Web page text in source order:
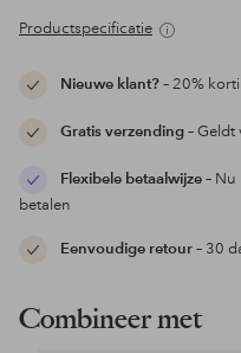
Productspecificatie
Nieuwe klant?– 20%
Gratis verzending–
Flexibele betaalwijze–
betalen
Eenvoudige retour– 30
Combineer met